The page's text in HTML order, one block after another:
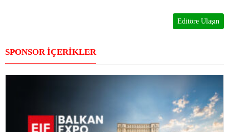
Editöre Ulaşın
SPONSOR İÇERİKLER